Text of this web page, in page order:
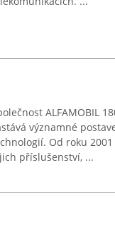
ALFAMOBIL
významné
Od roku
příslušenství, ...